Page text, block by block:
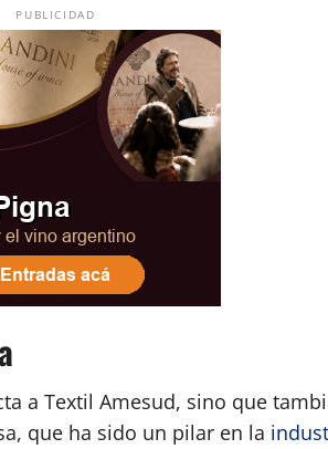
PUBLICIDAD
a Textil Amesud, sino que
que ha sido un pilar en la